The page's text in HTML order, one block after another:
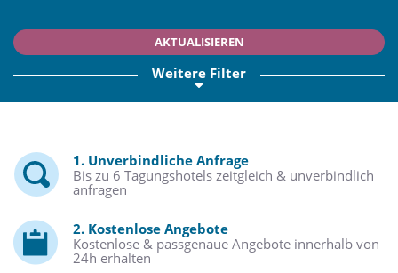
AKTUALISIEREN
Weitere Filter
1. Unverbindliche Anfrage
Bis zu 6 Tagungshotels zeitgleich & unverbindlich
anfragen
2. Kostenlose Angebote
Kostenlose & passgenaue Angebote innerhalb von
24h erhalten